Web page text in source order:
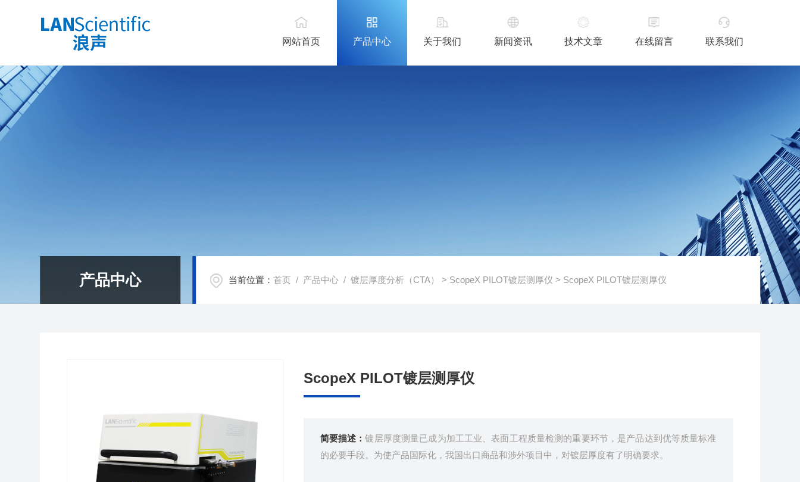
网站首页 产品中心 关于我们 新闻资讯 技术文章 在线留言 联系我们
产品中心 当前位置：首页 / 产品中心 /镀层厚度分析（CTA） > ScopeX PILOT镀层测厚仪 > ScopeX PILOT镀层测厚仪
ScopeX PILOT镀层测厚仪
简要描述：镀层厚度测量已成为加工工业、表面工程质量检测的重要环节，是产品达到优等质量标准
的必要手段。为使产品国际化，我国出口商品和涉外项目中，对镀层厚度有了明确要求。